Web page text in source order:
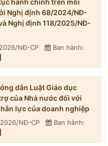
hành chính trên môi
Nghị định 68/2024/NĐ-
Nghị định 118/2025/NĐ-
NĐ-CP
Ban hành:
dẫn Luật Giáo dục
của Nhà nước đối với
lực của doanh nghiệp
NĐ-CP
Ban hành: